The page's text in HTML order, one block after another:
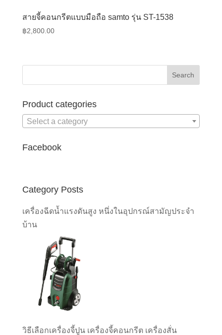
สายจี้คอนกรีตแบบมือถือ samto รุ่น ST-1538
฿2,800.00
Product categories
Select a category
Facebook
Category Posts
เครื่องฉีดน้ำแรงดันสูง หนึ่งในอุปกรณ์สามัญประจำ
บ้าน
วิธีเลือกเครื่องจี้ปูน เครื่องจี้คอนกรีต เครื่องสั่น